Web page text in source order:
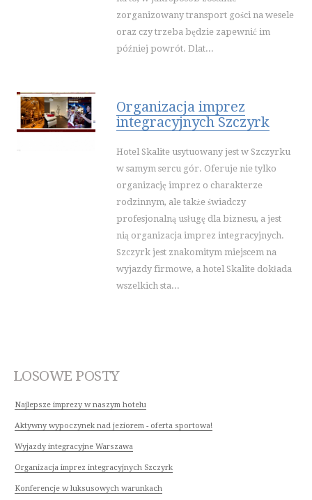
zorganizowany transport gości na wesele
oraz czy trzeba będzie zapewnić im
później powrót. Dlat...
Organizacja imprez
integracyjnych Szczyrk
Hotel Skalite usytuowany jest w Szczyrku
w samym sercu gór. Oferuje nie tylko
organizację imprez o charakterze
rodzinnym, ale także świadczy
profesjonalną usługę dla biznesu, a jest
nią organizacja imprez integracyjnych.
Szczyrk jest znakomitym miejscem na
wyjazdy firmowe, a hotel Skalite dokłada
wszelkich sta...
LOSOWE POSTY
Najlepsze imprezy w naszym hotelu
Aktywny wypoczynek nad jeziorem - oferta sportowa!
Wyjazdy integracyjne Warszawa
Organizacja imprez integracyjnych Szczyrk
Konferencje w luksusowych warunkach